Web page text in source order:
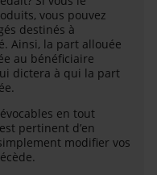
vous pouvez
destinés à
Ainsi, la part allouée
au bénéficiaire
dictera à qui la part
en tout
pertinent d’en
modifier vos